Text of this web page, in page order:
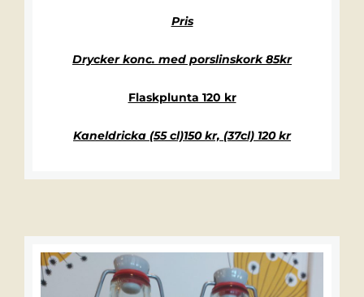
Pris
Drycker konc. med porslinskork 85kr
Flaskplunta 120 kr
Kaneldricka (55 cl)150 kr, (37cl) 120 kr